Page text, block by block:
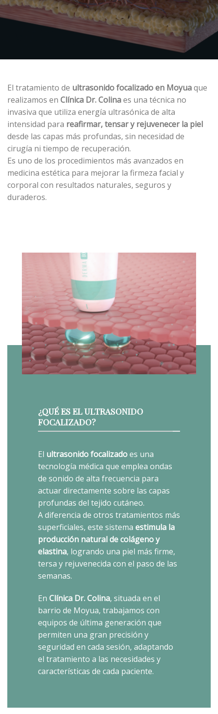
El tratamiento de ultrasonido focalizado en Moyuaque
realizamos en Clínica Dr. Colinaes una técnica no
invasiva que utiliza energía ultrasónica de alta
intensidad para reafirmar, tensar y rejuvenecer la piel
desde las capas más profundas, sin necesidad de
cirugía ni tiempo de recuperación.
Es uno de los procedimientos más avanzados en
medicina estética para mejorar la firmeza facial y
corporal con resultados naturales, seguros y
duraderos.
¿QUÉ ES EL ULTRASONIDO
FOCALIZADO?
El ultrasonido focalizadoes una
tecnología médica que emplea ondas
de sonido de alta frecuencia para
actuar directamente sobre las capas
profundas del tejido cutáneo.
A diferencia de otros tratamientos más
superficiales, este sistema estimula la
producción natural de colágeno y
elastina, logrando una piel más firme,
tersa y rejuvenecida con el paso de las
semanas.
En Clínica Dr. Colina, situada en el
barrio de Moyua, trabajamos con
equipos de última generación que
permiten una gran precisión y
seguridad en cada sesión, adaptando
el tratamiento a las necesidades y
características de cada paciente.